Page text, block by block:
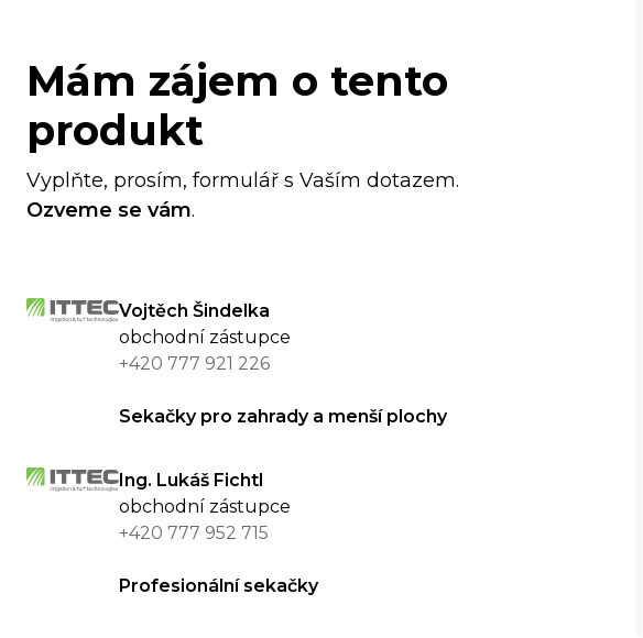
Mám zájem o tento
produkt
Vyplňte, prosím, formulář s Vaším dotazem.
Ozveme se vám.
Vojtěch Šindelka
obchodní zástupce
+420 777 921 226
Sekačky pro zahrady a menší plochy
Ing. Lukáš Fichtl
obchodní zástupce
+420 777 952 715
Profesionální sekačky